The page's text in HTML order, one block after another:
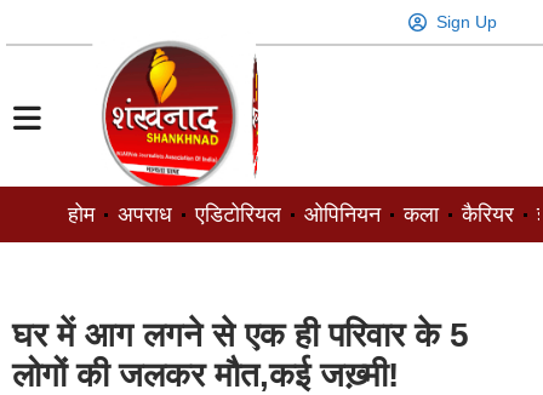
Sign Up
होम अपराध एडिटोरियल ओपिनियन कला कैरियर
घर में आग लगने से एक ही परिवार के 5
लोगों की जलकर मौत,कई जख़्मी!